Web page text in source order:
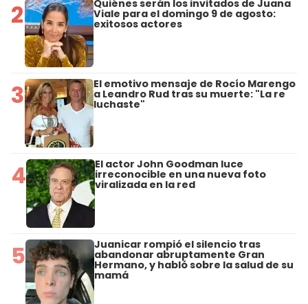
2 Quiénes serán los invitados de Juana
Viale para el domingo 9 de agosto:
exitosos actores
3 El emotivo mensaje de Rocío Marengo
a Leandro Rud tras su muerte: "La re
luchaste"
4 El actor John Goodman luce
irreconocible en una nueva foto
viralizada en la red
5 Juanicar rompió el silencio tras
abandonar abruptamente Gran
Hermano, y habló sobre la salud de su
mamá